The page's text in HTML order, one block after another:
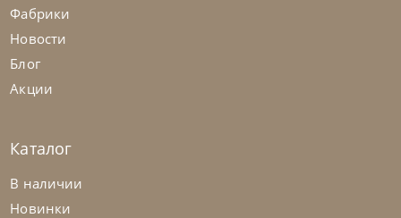
Фабрики
Новости
Блог
Акции
Каталог
В наличии
Новинки